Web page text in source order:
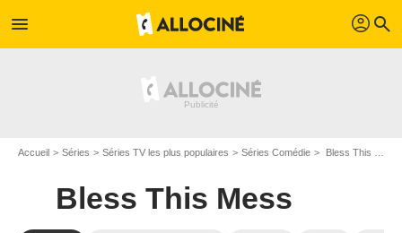
menu profil search
Accueil Séries Séries TV les plus populaires Séries Comédie Bless This Mess
Bless This Mess